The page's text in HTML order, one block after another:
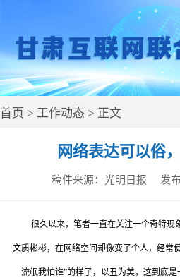
首页 > 工作动态 > 正文
网络表达可以俗
稿件来源： 光明日报 发
很久以来，笔者一直在关注一个奇特现
文质彬彬，在网络空间却像变了个人，经常
流氓我怕谁”的样子，以丑为美。这到底是